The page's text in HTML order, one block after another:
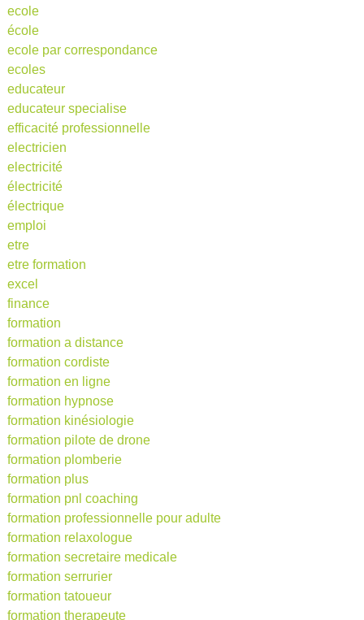
ecole
école
ecole par correspondance
ecoles
educateur
educateur specialise
efficacité professionnelle
electricien
electricité
électricité
électrique
emploi
etre
etre formation
excel
finance
formation
formation a distance
formation cordiste
formation en ligne
formation hypnose
formation kinésiologie
formation pilote de drone
formation plomberie
formation plus
formation pnl coaching
formation professionnelle pour adulte
formation relaxologue
formation secretaire medicale
formation serrurier
formation tatoueur
formation therapeute